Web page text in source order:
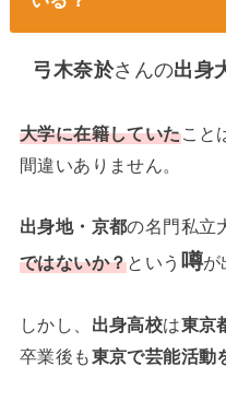
弓木奈於さんの出身
大学に在籍していたこと
間違いありません。
出身地・京都の名門私立
ではないか？という 噂が
しかし、 出身高校は東京
卒業後も東京で芸能活動